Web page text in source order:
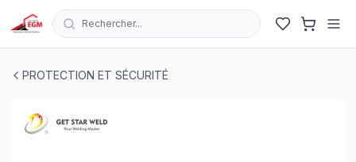
Rechercher...
PROTECTION ET SÉCURITÉ